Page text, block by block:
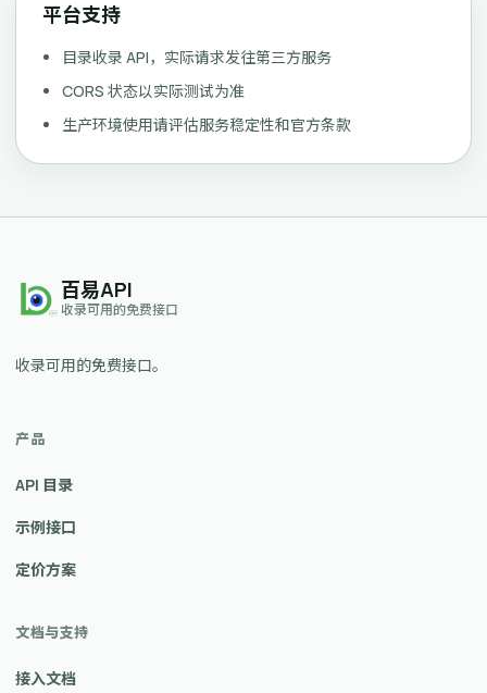
平台支持
目录收录 API，实际请求发往第三方服务
CORS 状态以实际测试为准
生产环境使用请评估服务稳定性和官方条款
百易API
收录可用的免费接口
收录可用的免费接口。
产品
API 目录
示例接口
定价方案
文档与支持
接入文档